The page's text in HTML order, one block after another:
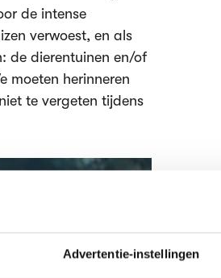
Advertentie-instellingen
de intense
verwoest, en als
de dierentuinen en/of
moeten herinneren
te vergeten tijdens